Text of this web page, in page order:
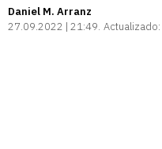
Daniel M. Arranz
27.09.2022 | 21:49 Actualizado: